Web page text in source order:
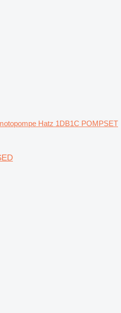
Hatz 1DB1C POMPSET